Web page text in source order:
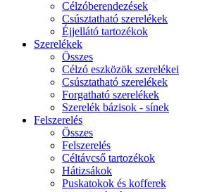
Célzóberendezések
Csúsztatható szerelékek
Éjjellátó tartozékok
Szerelékek
Összes
Célzó eszközök szerelékei
Csúsztatható szerelékek
Forgatható szerelékek
Szerelék bázisok - sínek
Felszerelés
Összes
Felszerelés
Céltávcső tartozékok
Hátizsákok
Puskatokok és kofferek